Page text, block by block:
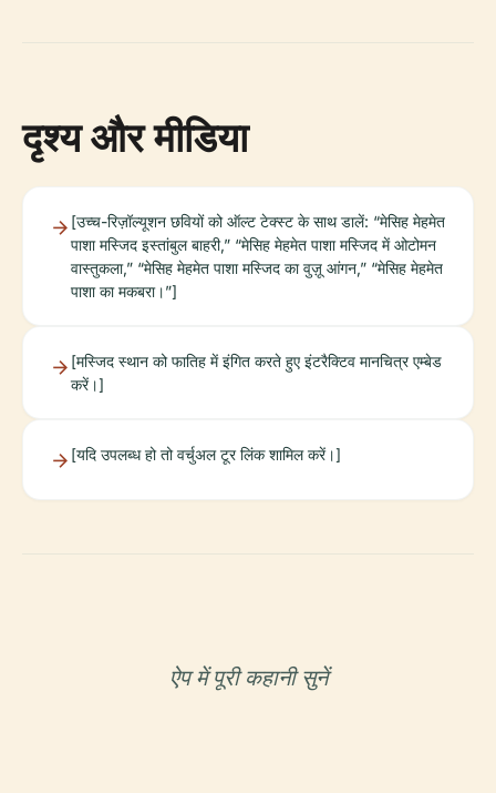
दृश्य और मीडिया
[उच्च-रिज़ॉल्यूशन छवियों को ऑल्ट टेक्स्ट के साथ डालें: “मेसिह मेहमेत
पाशा मस्जिद इस्तांबुल बाहरी,” “मेसिह मेहमेत पाशा मस्जिद में ओटोमन
वास्तुकला,” “मेसिह मेहमेत पाशा मस्जिद का वुज़ू आंगन,” “मेसिह मेहमेत
पाशा का मकबरा।”]
[मस्जिद स्थान को फातिह में इंगित करते हुए इंटरैक्टिव मानचित्र एम्बेड
करें।]
[यदि उपलब्ध हो तो वर्चुअल टूर लिंक शामिल करें।]
ऐप में पूरी कहानी सुनें